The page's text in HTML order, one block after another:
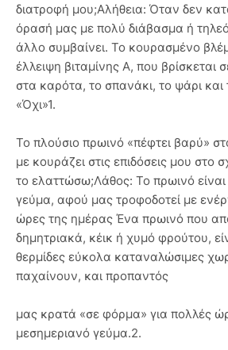
διατροφή μου;Αλήθεια: Όταν δεν
όρασή μας με πολύ διάβασμα ή
άλλο συμβαίνει. Το κουρασμένο
έλλειψη βιταμίνης Α, που βρίσκεται
στα καρότα, το σπανάκι, το ψάρι και
«Όχι»1.
Το πλούσιο πρωινό «πέφτει βαρύ»
με κουράζει στις επιδόσεις μου στο
το ελαττώσω;Λάθος: Το πρωινό είναι
γεύμα, αφού μας τροφοδοτεί με
ώρες της ημέρας Ένα πρωινό που
δημητριακά, κέικ ή χυμό φρούτου,
θερμίδες εύκολα καταναλώσιμες
παχαίνουν, και προπαντός
μας κρατά «σε φόρμα» για πολλές
μεσημεριανό γεύμα.2.